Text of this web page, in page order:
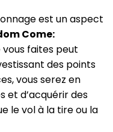
est un aspect
Come:
vous faites peut
des points
vous serez en
et d’acquérir des
le vol à la tire ou la